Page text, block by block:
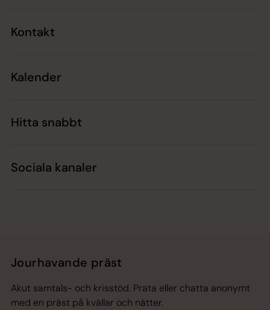
Kontakt
Kalender
Hitta snabbt
Sociala kanaler
Jourhavande präst
Akut samtals- och krisstöd. Prata eller chatta anonymt
med en präst på kvällar och nätter.